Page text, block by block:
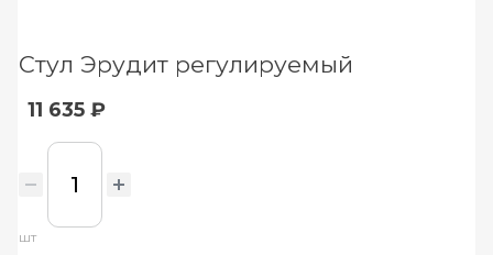
Стул Эрудит регулируемый
11 635 ₽
шт